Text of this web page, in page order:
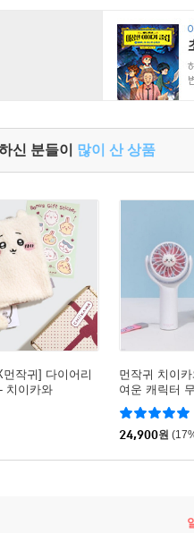
신 분들이 많이 산 상품
먼작귀] 다이어리
치이카와
먼작귀 치이
여운 캐릭터
풍기 핸디팬
24,900원